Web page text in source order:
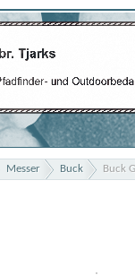
Messer Buck Buck